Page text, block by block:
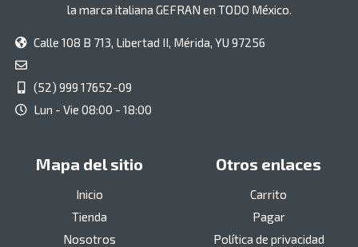
la marca italiana GEFRAN en TODO México.
Calle 108 B 713, Libertad II, Mérida, YU 97256
(52) 999 17652-09
Lun - Vie 08:00 - 18:00
Mapa del sitio
Inicio
Tienda
Nosotros
Otros enlaces
Carrito
Pagar
Política de privacidad